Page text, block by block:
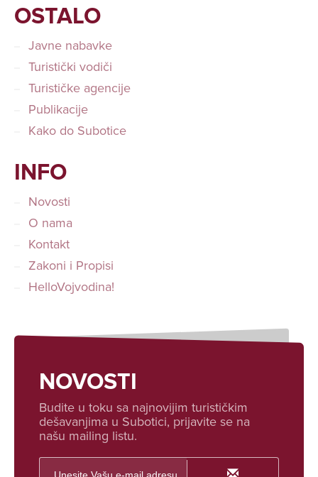
OSTALO
Javne nabavke
Turistički vodiči
Turističke agencije
Publikacije
Kako do Subotice
INFO
Novosti
O nama
Kontakt
Zakoni i Propisi
HelloVojvodina!
NOVOSTI
Budite u toku sa najnovijim turističkim
dešavanjima u Subotici, prijavite se na
našu mailing listu.